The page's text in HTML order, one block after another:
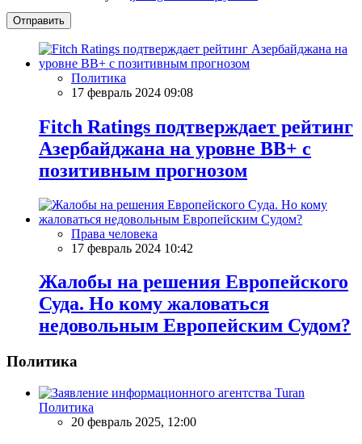
Отправить
Политика
17 февраль 2024 09:08
Fitch Ratings подтверждает рейтинг
Азербайджана на уровне BB+ с
позитивным прогнозом
Права человека
17 февраль 2024 10:42
Жалобы на решения Европейского
Суда. Но кому жаловаться
недовольным Европейским Судом?
Политика
Политика
20 февраль 2025, 12:00